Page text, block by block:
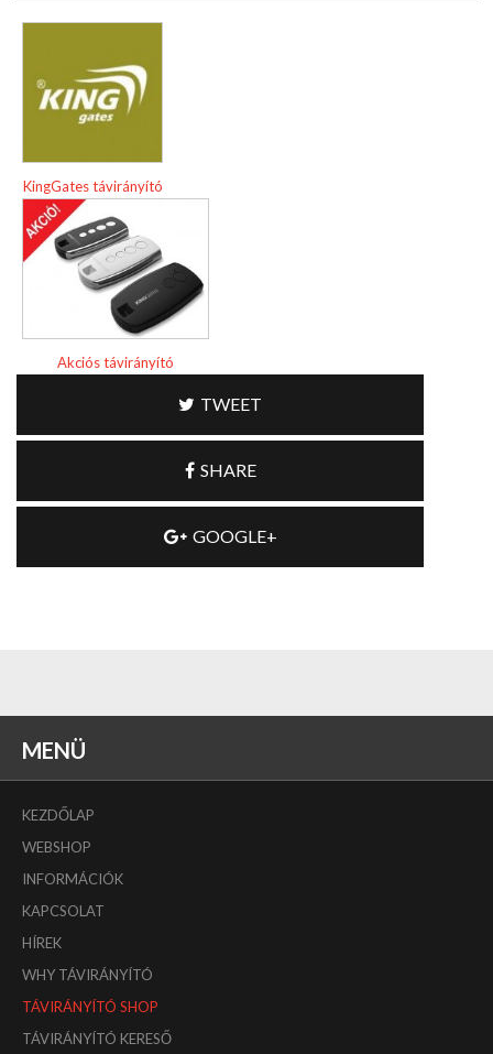
KingGates távirányító
Akciós távirányító
TWEET
SHARE
GOOGLE+
MENÜ
KEZDŐLAP
WEBSHOP
INFORMÁCIÓK
KAPCSOLAT
HÍREK
WHY TÁVIRÁNYÍTÓ
TÁVIRÁNYÍTÓ SHOP
TÁVIRÁNYÍTÓ KERESŐ